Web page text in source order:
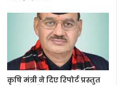
कृषि मंत्री ने दिए रिपोर्ट प्रस्तुत